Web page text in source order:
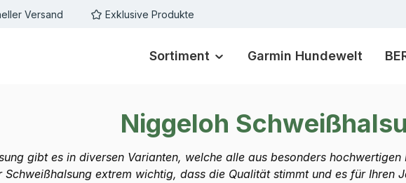
Versand Exklusive Produkte
Sortiment Garmin Hundewelt
Niggeloh
gibt es in diversen Varianten, welche alle aus besonders
extrem wichtig, dass die Qualität stimmt und es für Ihren